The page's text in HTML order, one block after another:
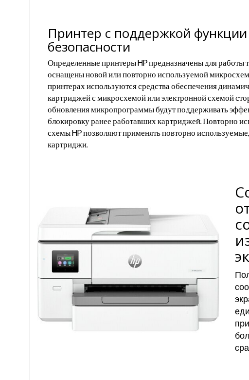
Принтер с поддержкой
безопасности
Определенные принтеры HP предназначены для работы
оснащены новой или повторно используемой
принтерах используются средства обеспечения
картриджей с микросхемой или электронной схемой
обновления микропрограммы будут поддерживать
блокировку ранее работавших картриджей. Повторно
схемы HP позволяют применять повторно
картриджи.